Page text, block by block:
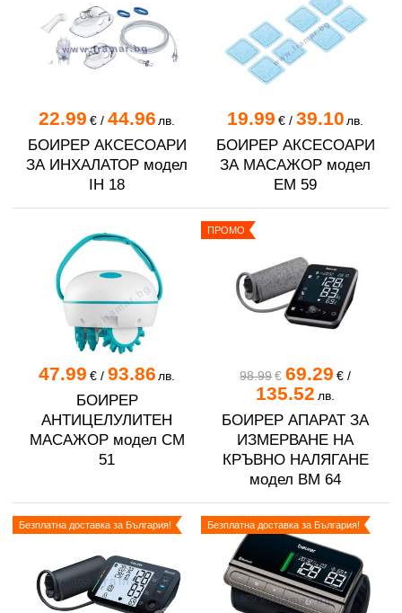
22.99 €/ 44.96 лв.
БОИРЕР АКСЕСОАРИ
ЗА ИНХАЛАТОР модел
IH 18
19.99 €/ 39.10 лв.
БОИРЕР АКСЕСОАРИ
ЗА МАСАЖОР модел
EM 59
47.99 €/ 93.86 лв.
БОИРЕР
АНТИЦЕЛУЛИТЕН
МАСАЖОР модел CM
51
98.99€ 69.29 €/
135.52 лв.
БОИРЕР АПАРАТ ЗА
ИЗМЕРВАНЕ НА
КРЪВНО НАЛЯГАНЕ
модел BM 64
ПРОМО
Безплатна доставка за България! Безплатна доставка за България!